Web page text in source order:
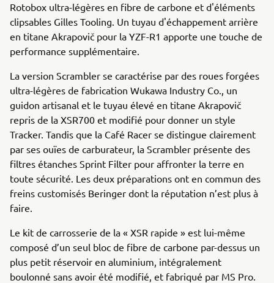
Rotobox ultra-légères en fibre de carbone et d'éléments
clipsables Gilles Tooling. Un tuyau d'échappement arrière
en titane Akrapovič pour la YZF-R1 apporte une touche de
performance supplémentaire.
La version Scrambler se caractérise par des roues forgées
ultra-légères de fabrication Wukawa Industry Co., un
guidon artisanal et le tuyau élevé en titane Akrapovič
repris de la XSR700 et modifié pour donner un style
Tracker. Tandis que la Café Racer se distingue clairement
par ses ouïes de carburateur, la Scrambler présente des
filtres étanches Sprint Filter pour affronter la terre en
toute sécurité. Les deux préparations ont en commun des
freins customisés Beringer dont la réputation n’est plus à
faire.
Le kit de carrosserie de la « XSR rapide » est lui-même
composé d’un seul bloc de fibre de carbone par-dessus un
plus petit réservoir en aluminium, intégralement
boulonné sans avoir été modifié, et fabriqué par MS Pro.